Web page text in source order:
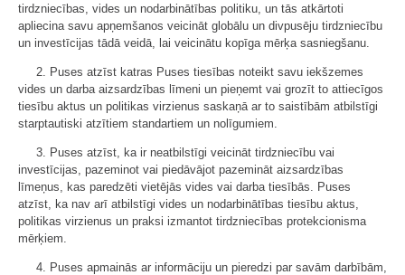
tirdzniecības, vides un nodarbinātības politiku, un tās atkārtoti
apliecina savu apņemšanos veicināt globālu un divpusēju tirdzniecību
un investīcijas tādā veidā, lai veicinātu kopīga mērķa sasniegšanu.
2. Puses atzīst katras Puses tiesības noteikt savu iekšzemes
vides un darba aizsardzības līmeni un pieņemt vai grozīt to attiecīgos
tiesību aktus un politikas virzienus saskaņā ar to saistībām atbilstīgi
starptautiski atzītiem standartiem un nolīgumiem.
3. Puses atzīst, ka ir neatbilstīgi veicināt tirdzniecību vai
investīcijas, pazeminot vai piedāvājot pazemināt aizsardzības
līmeņus, kas paredzēti vietējās vides vai darba tiesībās. Puses
atzīst, ka nav arī atbilstīgi vides un nodarbinātības tiesību aktus,
politikas virzienus un praksi izmantot tirdzniecības protekcionisma
mērķiem.
4. Puses apmainās ar informāciju un pieredzi par savām darbībām,